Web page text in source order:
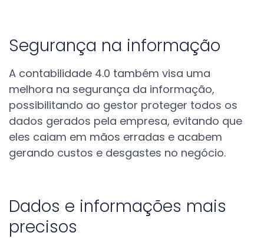
Segurança na informação
A contabilidade 4.0 também visa uma
melhora na segurança da informação,
possibilitando ao gestor proteger todos os
dados gerados pela empresa, evitando que
eles caiam em mãos erradas e acabem
gerando custos e desgastes no negócio.
Dados e informações mais
precisos